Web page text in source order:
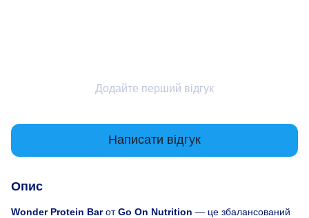
Додайте перший відгук
Написати відгук
Опис
Wonder Protein BarотGo On Nutrition — це збалансований